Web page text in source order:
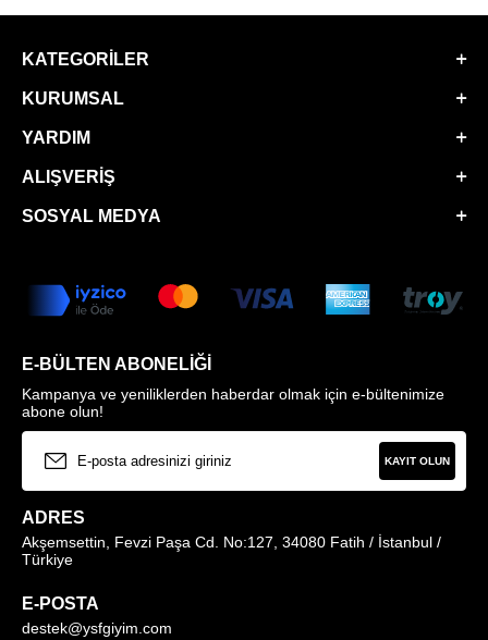
KATEGORILER
KURUMSAL
YARDIM
ALIŞVERIŞ
SOSYAL MEDYA
E-BÜLTEN ABONELIĞI
Kampanya ve yeniliklerden haberdar olmak için e-bültenimize
abone olun!
KAYIT OLUN
ADRES
Akşemsettin, Fevzi Paşa Cd. No:127, 34080 Fatih / İstanbul /
Türkiye
E-POSTA
destek@ysfgiyim.com